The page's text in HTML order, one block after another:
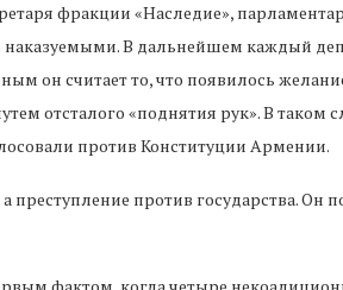
фракции «Наследие»,
наказуемыми. В дальнейшем каждый
он считает то, что появилось
отсталого «поднятия рук». В таком
против Конституции Армении.
преступление против государства. Он